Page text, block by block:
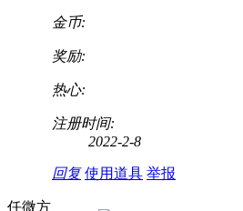
金币:
奖励:
热心:
注册时间:
2022-2-8
回复 使用道具 举报
任微方